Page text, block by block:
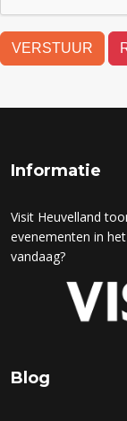
VERSTUUR
Informatie
Visit Heuvelland
evenementen in
vandaag?
Blog